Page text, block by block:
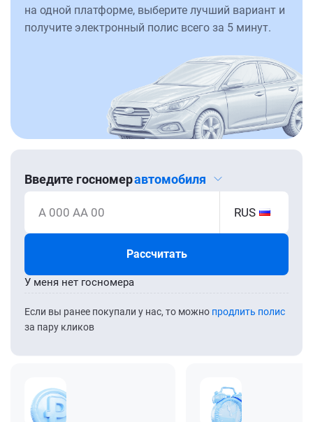
на одной платформе, выберите лучший вариант и
получите электронный полис всего за 5 минут.
Введите госномеравтомобиля
А 000 АА 00 RUS
Рассчитать
Если вы ранее покупали у нас, то можно продлить полис
за пару кликов
У меня нет госномера